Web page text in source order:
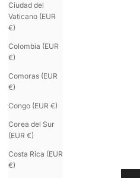
Ciudad del
Vaticano (EUR
€)
Colombia (EUR
€)
Comoras (EUR
€)
Congo (EUR €)
Corea del Sur
(EUR €)
Costa Rica (EUR
€)